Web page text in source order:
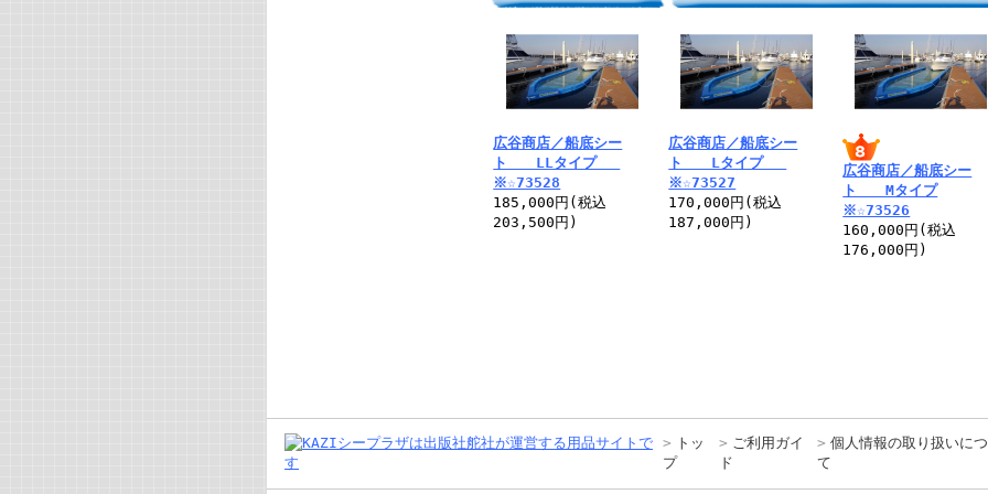
広谷商店／船底シー
ト LLタイプ
※☆73528
185,000円(税込
203,500円)
広谷商店／船底シー
ト Lタイプ
※☆73527
170,000円(税込
187,000円)
広谷商店／船底シー
ト Mタイプ
※☆73526
160,000円(税込
176,000円)
トッ
プ
ご利用ガイ
ド
個人情報の取り扱いに
て